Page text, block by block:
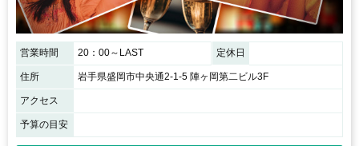
営業時間 20：00～LAST 定休日
住所 岩手県盛岡市中央通2-1-5 陣ヶ岡第二ビル3F
アクセス
予算の目安